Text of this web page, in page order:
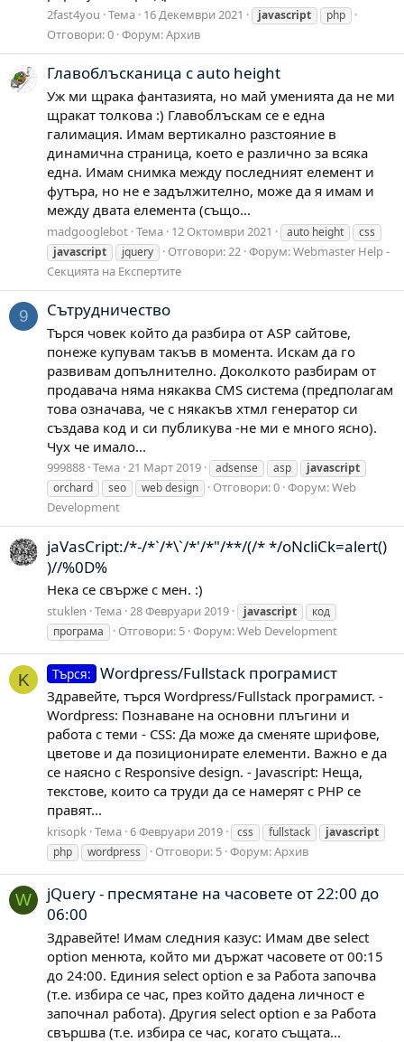
2fast4you Тема 16 Декември 2021 javascript php
Отговори: 0 Форум:Архив
Главоблъсканица с auto height
Уж ми щрака фантазията, но май уменията да не ми
щракат толкова :) Главоблъскам се е една
галимация. Имам вертикално разстояние в
динамична страница, което е различно за всяка
една. Имам снимка между последният елемент и
футъра, но не е задължително, може да я имам и
между двата елемента (също...
madgooglebot Тема 12 Октомври 2021 auto height
css
javascript
jquery Отговори: 22 Форум:Webmaster Help -
Секцията на Експертите
9 Сътрудничество
Търся човек който да разбира от ASP сайтове,
понеже купувам такъв в момента. Искам да го
развивам допълнително. Доколкото разбирам от
продавача няма някаква CMS система (предполагам
това означава, че с някакъв хтмл генератор си
създава код и си публикува -не ми е много ясно).
Чух че имало...
999888 Тема 21 Март 2019 adsense asp
javascript
orchard
seo web design Отговори: 0 Форум:Web
Development
jaVasCript:/*-/*`/*\`/*'/*"/**/(/* */oNcliCk=alert()
)//%0D%
Нека се свърже с мен. :)
stuklen Тема 28 Февруари 2019 javascript
код
програма
Отговори: 5 Форум:Web Development
K Търся: Wordpress/Fullstack програмист
Здравейте, търся Wordpress/Fullstack програмист. -
Wordpress: Познаване на основни плъгини и
работа с теми - CSS: Да може да сменяте шрифове,
цветове и да позиционирате елементи. Важно е да
се наясно с Responsive design. - Javascript: Неща,
текстове, които са труди да се намерят с PHP се
правят...
krisopk Тема 6 Февруари 2019 css fullstack
javascript
php
wordpress Отговори: 5 Форум:Архив
W
jQuery - пресмятане на часовете от 22:00 до
06:00
Здравейте! Имам следния казус: Имам две select
option менюта, който ми държат часовете от 00:15
до 24:00. Единия select option е за Работа започва
(т.е. избира се час, през който дадена личност е
започнал работа). Другия select option е за Работа
свършва (т.е. избира се час, когато същата...